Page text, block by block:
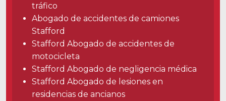
Videos
tráfico
Abogado de accidentes de camiones
Stafford
Stafford Abogado de accidentes de
motocicleta
Stafford Abogado de negligencia médica
Stafford Abogado de lesiones en
residencias de ancianos